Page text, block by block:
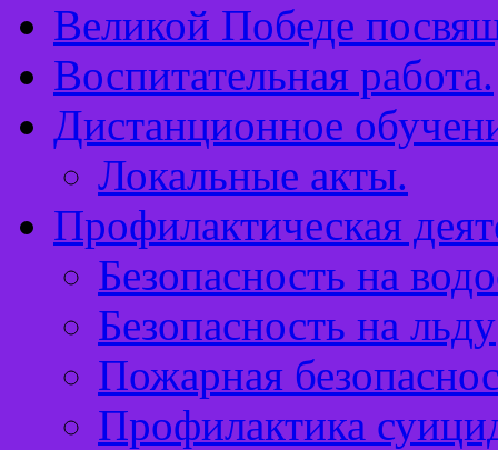
Великой Победе
Воспитательная работа.
Дистанционное
Локальные акты.
Профилактическая
Безопасность на
Безопасность на льду
Пожарная
Профилактика